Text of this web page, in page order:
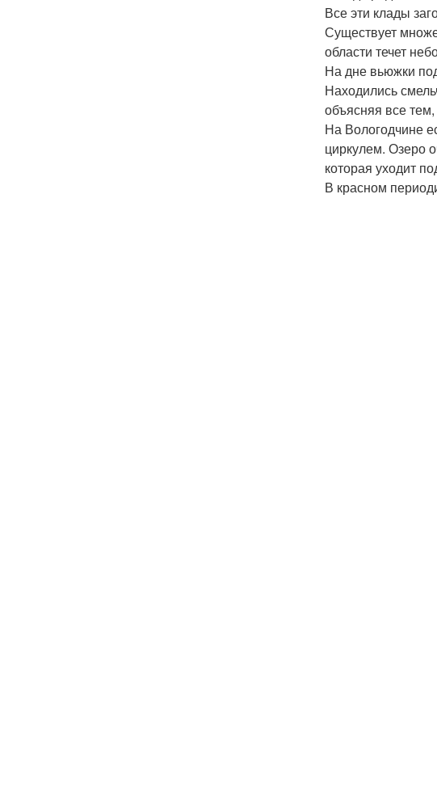
Все эти клады
Существует
области течет
На дне вьюжки
Находились
объясняя все
На Вологодчине
циркулем. Озеро
которая уходит
В красном